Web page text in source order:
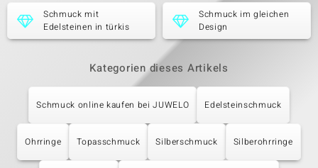
Schmuck mit
Edelsteinen in türkis
Schmuck im gleichen
Design
Kategorien dieses Artikels
Schmuck online kaufen bei JUWELO Edelsteinschmuck
Ohrringe Topasschmuck Silberschmuck Silberohrringe